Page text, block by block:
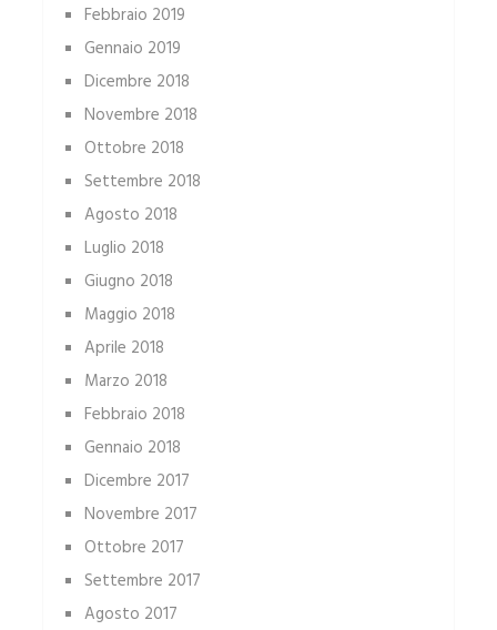
Febbraio 2019
Gennaio 2019
Dicembre 2018
Novembre 2018
Ottobre 2018
Settembre 2018
Agosto 2018
Luglio 2018
Giugno 2018
Maggio 2018
Aprile 2018
Marzo 2018
Febbraio 2018
Gennaio 2018
Dicembre 2017
Novembre 2017
Ottobre 2017
Settembre 2017
Agosto 2017